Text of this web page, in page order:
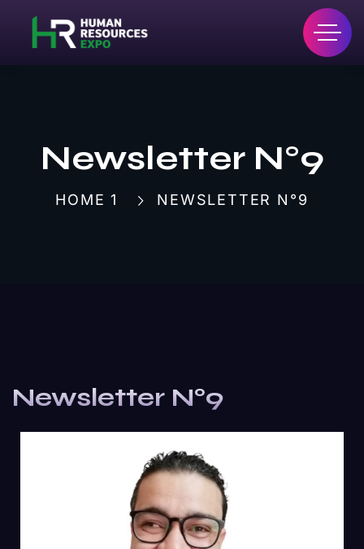
Newsletter N°9
HOME 1 NEWSLETTER N°9
Newsletter N°9